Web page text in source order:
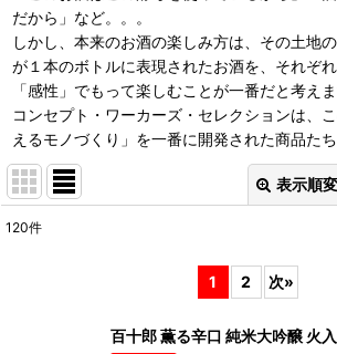
だから」など。。。
しかし、本来のお酒の楽しみ方は、その土地
が１本のボトルに表現されたお酒を、それぞ
「感性」でもって楽しむことが一番だと考えま
コンセプト・ワーカーズ・セレクションは、
えるモノづくり」を一番に開発された商品たち
表示順
120件
1 2 次»
百十郎 薫る辛口 純米大吟醸 火